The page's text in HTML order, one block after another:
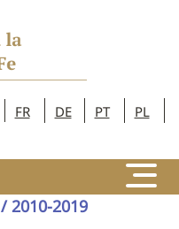
FR DE PT PL
/ 2010-2019